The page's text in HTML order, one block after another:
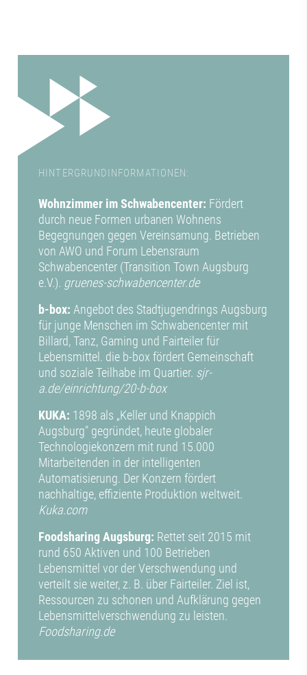
HINTERGRUNDINFORMATIONEN:
Wohnzimmer im Schwabencenter: Fördert
durch neue Formen urbanen Wohnens
Begegnungen gegen Vereinsamung. Betrieben
von AWO und Forum Lebensraum
Schwabencenter (Transition Town Augsburg
e.V.). gruenes-schwabencenter.de
b-box: Angebot des Stadtjugendrings Augsburg
für junge Menschen im Schwabencenter mit
Billard, Tanz, Gaming und Fairteiler für
Lebensmittel. die b-box fördert Gemeinschaft
und soziale Teilhabe im Quartier. sjr-
a.de/einrichtung/20-b-box
KUKA: 1898 als „Keller und Knappich
Augsburg" gegründet, heute globaler
Technologiekonzern mit rund 15.000
Mitarbeitenden in der intelligenten
Automatisierung. Der Konzern fördert
nachhaltige, effiziente Produktion weltweit.
Kuka.com
Foodsharing Augsburg: Rettet seit 2015 mit
rund 650 Aktiven und 100 Betrieben
Lebensmittel vor der Verschwendung und
verteilt sie weiter, z. B. über Fairteiler. Ziel ist,
Ressourcen zu schonen und Aufklärung gegen
Lebensmittelverschwendung zu leisten.
Foodsharing.de